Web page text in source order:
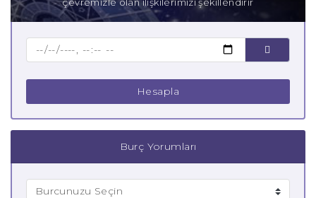
Baba Terazi Burcu
Hesapla
Burç Yorumları